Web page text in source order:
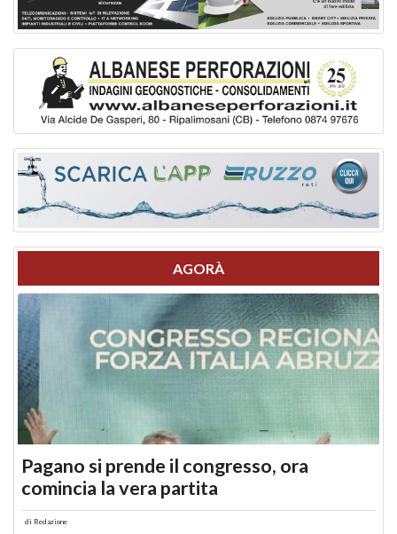
AGORÀ
Pagano si prende il congresso, ora
comincia la vera partita
di Redazione